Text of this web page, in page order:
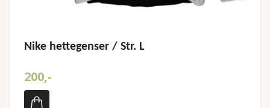
Nike hettegenser / Str. L
200,-